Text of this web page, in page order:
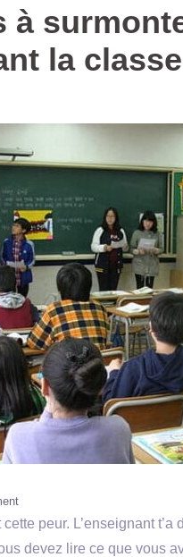
à
la classe
peur. L’enseignant
devez lire ce que vous